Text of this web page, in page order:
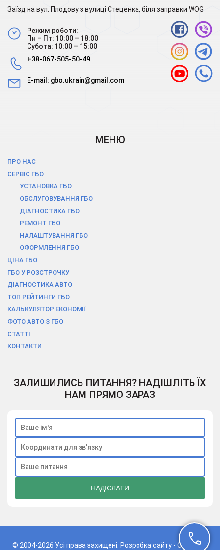
Заїзд на вул. Плодову з вулиці Стеценка, біля заправки WOG
Режим роботи:
Пн – Пт: 10:00 – 18:00
Субота: 10:00 – 15:00
+38-067-505-50-49
E-mail: gbo.ukrain@gmail.com
МЕНЮ
ПРО НАС
СЕРВІС ГБО
УСТАНОВКА ГБО
ОБСЛУГОВУВАННЯ ГБО
ДІАГНОСТИКА ГБО
РЕМОНТ ГБО
НАЛАШТУВАННЯ ГБО
ОФОРМЛЕННЯ ГБО
ЦІНА ГБО
ГБО У РОЗСТРОЧКУ
ДІАГНОСТИКА АВТО
ТОП РЕЙТИНГИ ГБО
КАЛЬКУЛЯТОР ЕКОНОМІЇ
ФОТО АВТО З ГБО
СТАТТІ
КОНТАКТИ
ЗАЛИШИЛИСЬ ПИТАННЯ? НАДІШЛІТЬ ЇХ
НАМ ПРЯМО ЗАРАЗ
© 2004-2026 Усі права захищені. Розробка сайту - CodEX.UA